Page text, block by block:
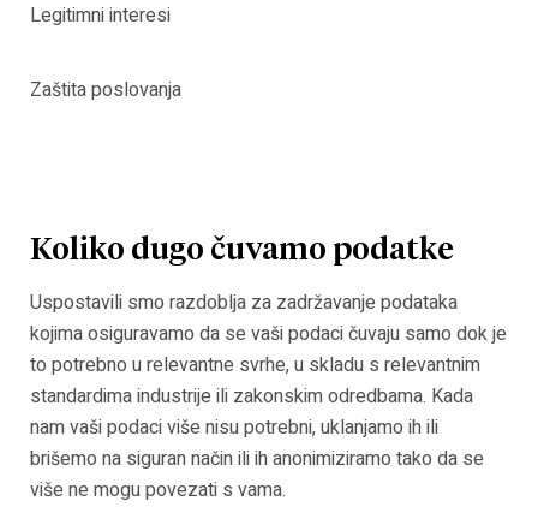
Legitimni interesi
Zaštita poslovanja
Koliko dugo čuvamo podatke
Uspostavili smo razdoblja za zadržavanje podataka
kojima osiguravamo da se vaši podaci čuvaju samo dok je
to potrebno u relevantne svrhe, u skladu s relevantnim
standardima industrije ili zakonskim odredbama. Kada
nam vaši podaci više nisu potrebni, uklanjamo ih ili
brišemo na siguran način ili ih anonimiziramo tako da se
više ne mogu povezati s vama.